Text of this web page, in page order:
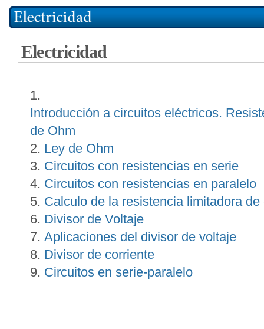
Electricidad
Introducción a circuitos eléctricos.
de Ohm
Ley de Ohm
Circuitos con resistencias en serie
Circuitos con resistencias en paralelo
Calculo de la resistencia limitadora
Divisor de Voltaje
Aplicaciones del divisor de voltaje
Divisor de corriente
Circuitos en serie-paralelo